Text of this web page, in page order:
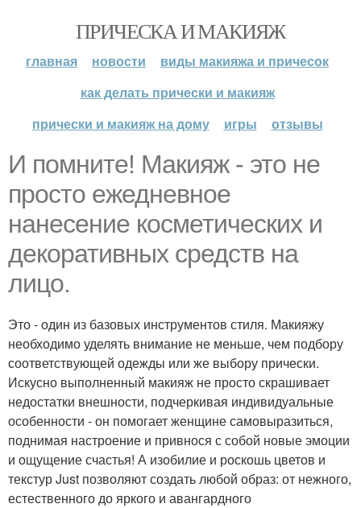
ПРИЧЕСКА И МАКИЯЖ
главная новости
виды макияжа и причесок
как делать прически и макияж
прически и макияж на дому
игры отзывы
И помните! Макияж - это не
просто ежедневное
нанесение косметических и
декоративных средств на
лицо.
Это - один из базовых инструментов стиля. Макияжу
необходимо уделять внимание не меньше, чем подбору
соответствующей одежды или же выбору прически.
Искусно выполненный макияж не просто скрашивает
недостатки внешности, подчеркивая индивидуальные
особенности - он помогает женщине самовыразиться,
поднимая настроение и привнося с собой новые эмоции
и ощущение счастья! А изобилие и роскошь цветов и
текстур Just позволяют создать любой образ: от нежного,
естественного до яркого и авангардного